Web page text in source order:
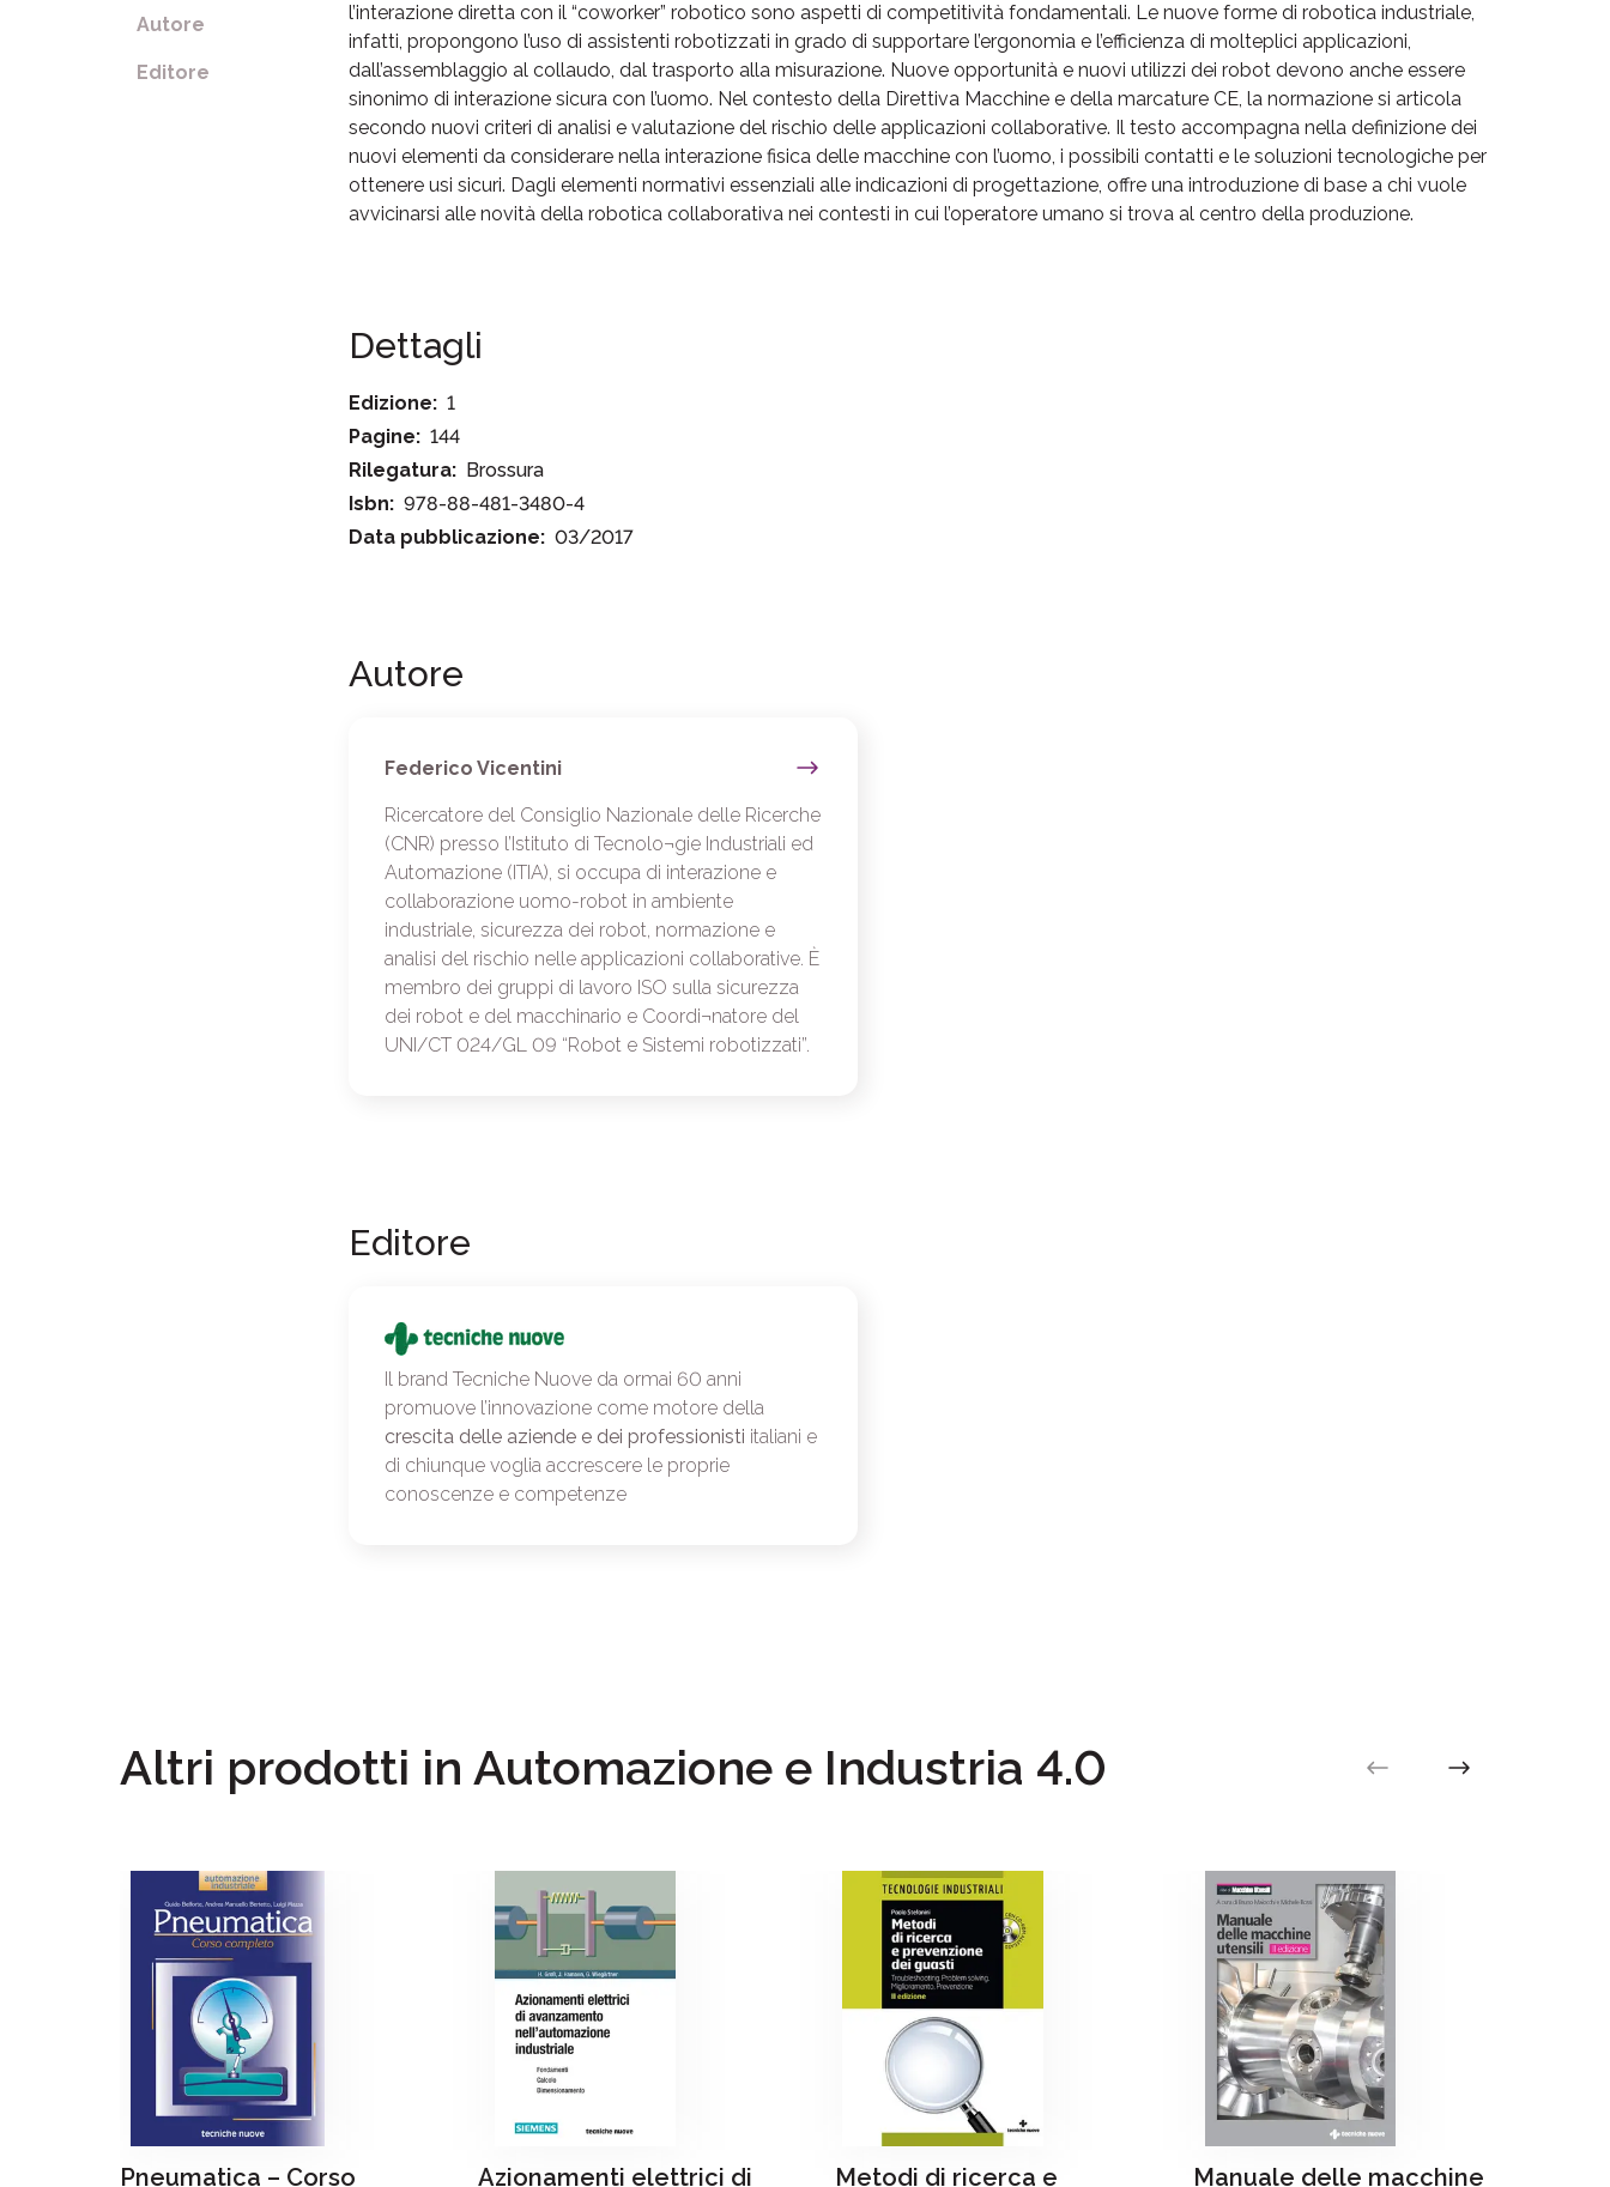
Autore
Editore
l’interazione diretta con il “coworker” robotico sono aspetti di competitività fondamentali. Le nuove forme di robotica industriale,
infatti, propongono l’uso di assistenti robotizzati in grado di supportare l’ergonomia e l’efficienza di molteplici applicazioni,
dall’assemblaggio al collaudo, dal trasporto alla misurazione. Nuove opportunità e nuovi utilizzi dei robot devono anche essere
sinonimo di interazione sicura con l’uomo. Nel contesto della Direttiva Macchine e della marcature CE, la normazione si articola
secondo nuovi criteri di analisi e valutazione del rischio delle applicazioni collaborative. Il testo accompagna nella definizione dei
nuovi elementi da considerare nella interazione fisica delle macchine con l’uomo, i possibili contatti e le soluzioni tecnologiche per
ottenere usi sicuri. Dagli elementi normativi essenziali alle indicazioni di progettazione, offre una introduzione di base a chi vuole
avvicinarsi alle novità della robotica collaborativa nei contesti in cui l’operatore umano si trova al centro della produzione.
Dettagli
Edizione: 1
Pagine: 144
Rilegatura: Brossura
Isbn: 978-88-481-3480-4
Data pubblicazione: 03/2017
Autore
Federico Vicentini
Ricercatore del Consiglio Nazionale delle Ricerche
(CNR) presso l’Istituto di Tecnolo¬gie Industriali ed
Automazione (ITIA), si occupa di interazione e
collaborazione uomo-robot in ambiente
industriale, sicurezza dei robot, normazione e
analisi del rischio nelle applicazioni collaborative. È
membro dei gruppi di lavoro ISO sulla sicurezza
dei robot e del macchinario e Coordi¬natore del
UNI/CT 024/GL 09 “Robot e Sistemi robotizzati”.
Editore
Il brand Tecniche Nuove da ormai 60 anni
promuove l’innovazione come motore della
crescita delle aziende e dei professionisti italiani e
di chiunque voglia accrescere le proprie
conoscenze e competenze
Altri prodotti in Automazione e Industria 4.0
Pneumatica – Corso Azionamenti elettrici di Metodi di ricerca e Manuale delle macchine